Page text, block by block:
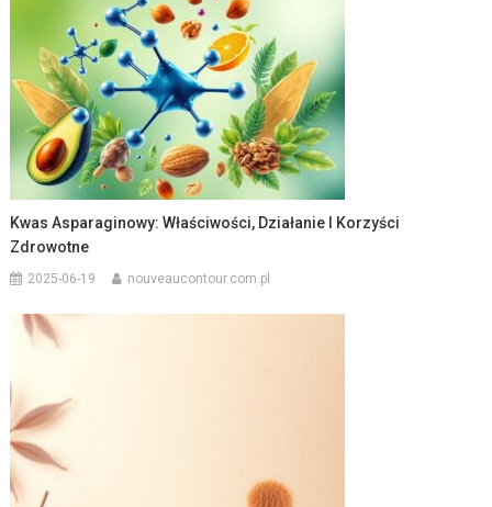
Kwas Asparaginowy: Właściwości, Działanie I Korzyści
Zdrowotne
2025-06-19 nouveaucontour.com.pl